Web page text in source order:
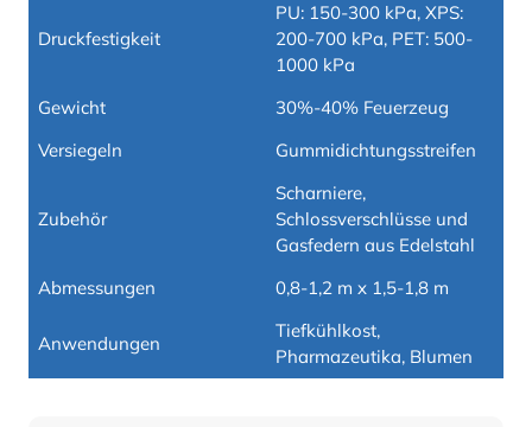
Druckfestigkeit
PU: 150-300 kPa, XPS:
200-700 kPa, PET: 500-
1000 kPa
Gewicht
30%-40% Feuerzeug
Versiegeln
Gummidichtungsstreifen
Zubehör
Scharniere,
Schlossverschlüsse und
Gasfedern aus Edelstahl
Abmessungen
0,8-1,2 m x 1,5-1,8 m
Anwendungen
Tiefkühlkost,
Pharmazeutika, Blumen